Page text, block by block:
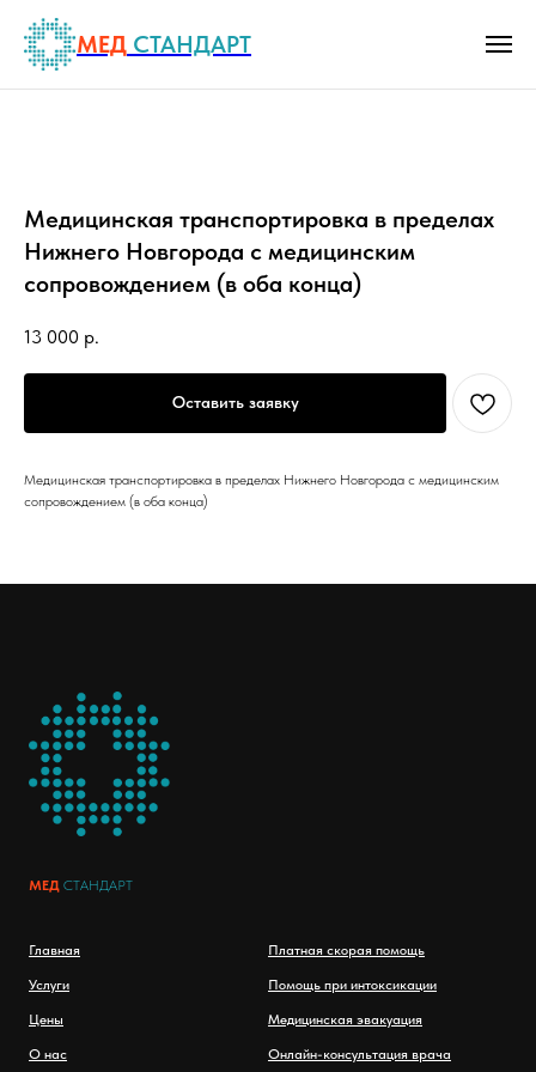
МЕД СТАНДАРТ
Медицинская транспортировка в пределах
Нижнего Новгорода с медицинским
сопровождением (в оба конца)
13 000 р.
Оставить заявку
Медицинская транспортировка в пределах Нижнего Новгорода с медицинским
сопровождением (в оба конца)
МЕД СТАНДАРТ
Главная
Услуги
Цены
О нас
Платная скорая помощь
Помощь при интоксикации
Медицинская эвакуация
Онлайн-консультация врача